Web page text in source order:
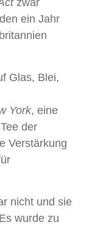
zwar
ein Jahr
Glas, Blei,
York, eine
der
Verstärkung
nicht und sie
wurde zu